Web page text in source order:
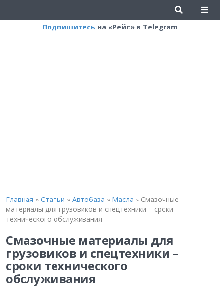
Подпишитесь на «Рейс» в Telegram
Главная » Статьи » Автобаза » Масла » Смазочные
материалы для грузовиков и спецтехники – сроки
технического обслуживания
Смазочные материалы для
грузовиков и спецтехники –
сроки технического
обслуживания